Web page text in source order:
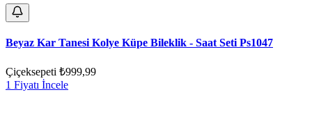
Beyaz Kar Tanesi Kolye Küpe Bileklik - Saat Seti Ps1047
Çiçeksepeti ₺999,99
1 Fiyatı İncele